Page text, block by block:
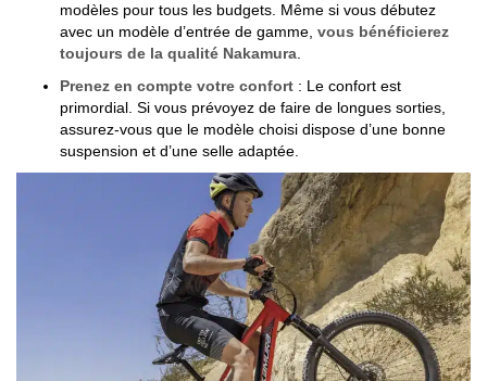
modèles pour tous les budgets. Même si vous débutez
avec un modèle d’entrée de gamme, vous bénéficierez
toujours de la qualité Nakamura
Prenez en compte votre confort : Le confort est
primordial. Si vous prévoyez de faire de longues sorties,
assurez-vous que le modèle choisi dispose d’une bonne
suspension et d’une selle adaptée.